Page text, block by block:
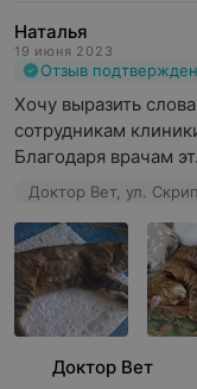
Наталья
19 июня 2023
Отзыв подтвержден
Хочу выразить
сотрудникам
Благодаря врачам
Доктор Вет, ул.
Доктор Вет